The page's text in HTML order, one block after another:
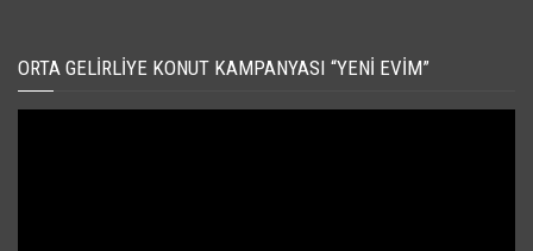
ORTA GELIRLIYE KONUT KAMPANYASI “YENI EVIM”